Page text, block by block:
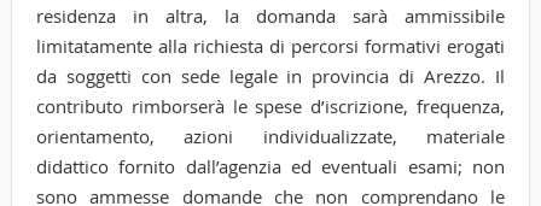
residenza in altra, la domanda sarà ammissibile
limitatamente alla richiesta di percorsi formativi erogati
da soggetti con sede legale in provincia di Arezzo. Il
contributo rimborserà le spese d’iscrizione, frequenza,
orientamento, azioni individualizzate, materiale
didattico fornito dall’agenzia ed eventuali esami; non
sono ammesse domande che non comprendano le